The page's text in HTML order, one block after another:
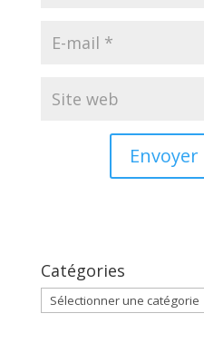
Catégories
Catégories